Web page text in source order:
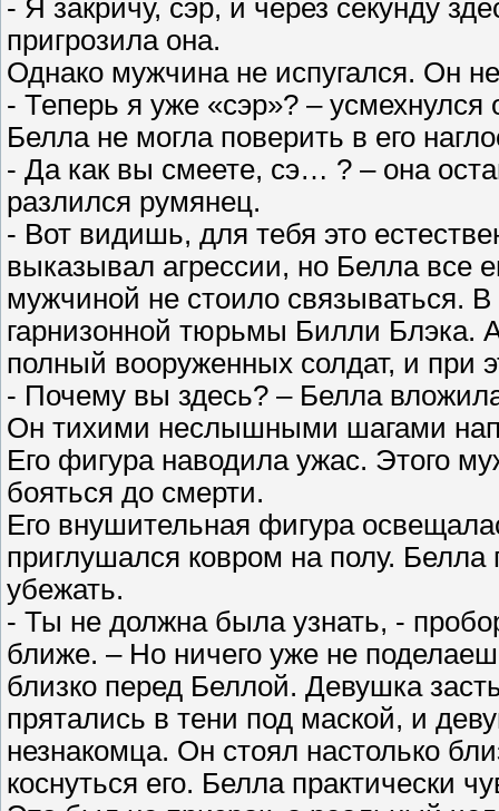
- Я закричу, сэр, и через секунду
пригрозила она.
Однако мужчина не испугался. Он
- Теперь я уже «сэр»? –
Белла не могла поверить в его
- Да как вы смеете, сэ… ? – она
разлился румянец.
- Вот видишь, для тебя это
выказывал агрессии, но Белла все
мужчиной не стоило связываться.
гарнизонной тюрьмы Билли
полный вооруженных солдат, и при
- Почему вы здесь? – Белла
Он тихими неслышными шагами
Его фигура наводила ужас. Этого
бояться до смерти.
Его внушительная фигура
приглушался ковром на полу. Белла
убежать.
- Ты не должна была узнать, -
ближе. – Но ничего уже не
близко перед Беллой. Девушка
прятались в тени под маской, и
незнакомца. Он стоял настолько
коснуться его. Белла практически